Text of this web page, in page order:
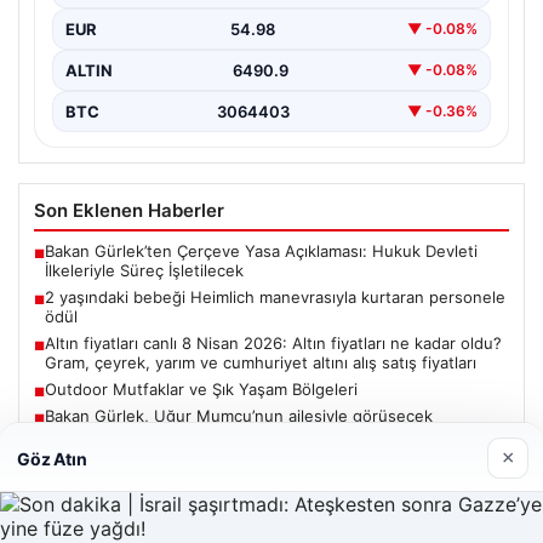
EUR 54.98 ▼ -0.08%
ALTIN 6490.9 ▼ -0.08%
BTC 3064403 ▼ -0.36%
Son Eklenen Haberler
■Bakan Gürlek’ten Çerçeve Yasa Açıklaması: Hukuk Devleti
İlkeleriyle Süreç İşletilecek
■2 yaşındaki bebeği Heimlich manevrasıyla kurtaran personele
ödül
■Altın fiyatları canlı 8 Nisan 2026: Altın fiyatları ne kadar oldu?
Gram, çeyrek, yarım ve cumhuriyet altını alış satış fiyatları
■Outdoor Mutfaklar ve Şık Yaşam Bölgeleri
■Bakan Gürlek, Uğur Mumcu’nun ailesiyle görüşecek
Güncel
Göz Atın ×